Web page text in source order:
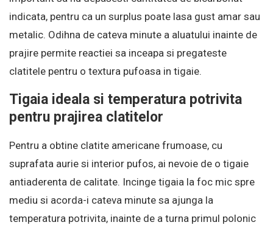
indicata, pentru ca un surplus poate lasa gust amar sau
metalic. Odihna de cateva minute a aluatului inainte de
prajire permite reactiei sa inceapa si pregateste
clatitele pentru o textura pufoasa in tigaie.
Tigaia ideala si temperatura potrivita
pentru prajirea clatitelor
Pentru a obtine clatite americane frumoase, cu
suprafata aurie si interior pufos, ai nevoie de o tigaie
antiaderenta de calitate. Incinge tigaia la foc mic spre
mediu si acorda-i cateva minute sa ajunga la
temperatura potrivita, inainte de a turna primul polonic